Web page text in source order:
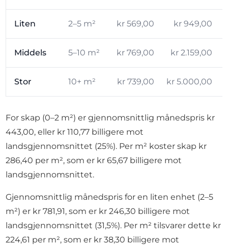
Liten 2–5 m² kr 569,00 kr 949,00
Middels 5–10 m² kr 769,00 kr 2.159,00
Stor 10+ m² kr 739,00 kr 5.000,00
For skap (0–2 m²) er gjennomsnittlig månedspris kr
443,00, eller kr 110,77 billigere mot
landsgjennomsnittet (25%). Per m² koster skap kr
286,40 per m², som er kr 65,67 billigere mot
landsgjennomsnittet.
Gjennomsnittlig månedspris for en liten enhet (2–5
m²) er kr 781,91, som er kr 246,30 billigere mot
landsgjennomsnittet (31,5%). Per m² tilsvarer dette kr
224,61 per m², som er kr 38,30 billigere mot